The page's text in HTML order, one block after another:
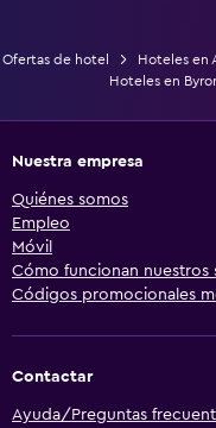
Ofertas de hotel Hoteles en
Hoteles en
Nuestra empresa
Quiénes somos
Empleo
Móvil
Cómo funcionan nuestros
Códigos promocionales
Contactar
Ayuda/Preguntas